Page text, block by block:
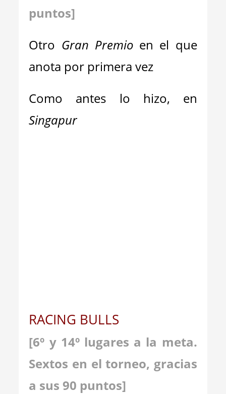
puntos]
Otro Gran Premioen el que
anota por primera vez
Como antes lo hizo, en
Singapur
RACING BULLS
[6º y 14º lugares a la meta.
Sextos en el torneo, gracias
a sus 90 puntos]